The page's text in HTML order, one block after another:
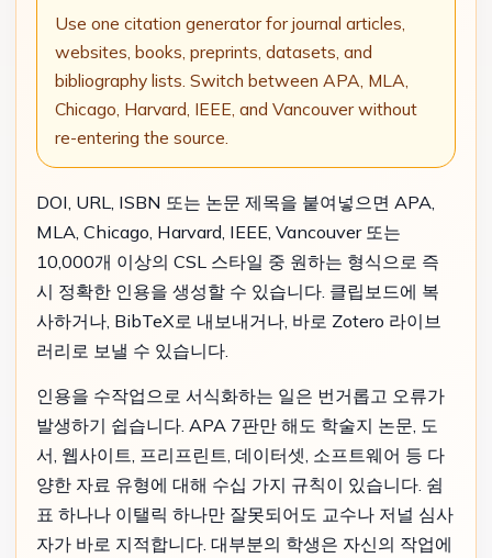
Use one citation generator for journal articles,
websites, books, preprints, datasets, and
bibliography lists. Switch between APA, MLA,
Chicago, Harvard, IEEE, and Vancouver without
re-entering the source.
DOI, URL, ISBN 또는 논문 제목을 붙여넣으면 APA,
MLA, Chicago, Harvard, IEEE, Vancouver 또는
10,000개 이상의 CSL 스타일 중 원하는 형식으로 즉
시 정확한 인용을 생성할 수 있습니다. 클립보드에 복
사하거나, BibTeX로 내보내거나, 바로 Zotero 라이브
러리로 보낼 수 있습니다.
인용을 수작업으로 서식화하는 일은 번거롭고 오류가
발생하기 쉽습니다. APA 7판만 해도 학술지 논문, 도
서, 웹사이트, 프리프린트, 데이터셋, 소프트웨어 등 다
양한 자료 유형에 대해 수십 가지 규칙이 있습니다. 쉼
표 하나나 이탤릭 하나만 잘못되어도 교수나 저널 심사
자가 바로 지적합니다. 대부분의 학생은 자신의 작업에